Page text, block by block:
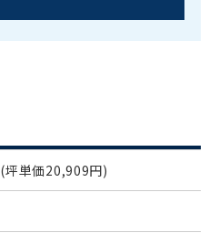
(坪単価20,909円)